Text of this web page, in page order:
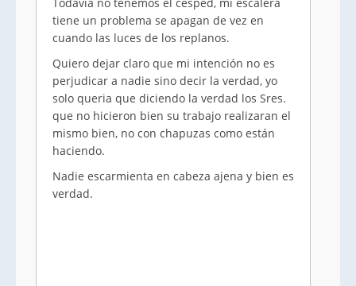
tiene un problema se apagan de vez en
cuando las luces de los replanos.
Quiero dejar claro que mi intención no es
perjudicar a nadie sino decir la verdad, yo
solo queria que diciendo la verdad los Sres.
que no hicieron bien su trabajo realizaran el
mismo bien, no con chapuzas como están
haciendo.
Nadie escarmienta en cabeza ajena y bien es
verdad.